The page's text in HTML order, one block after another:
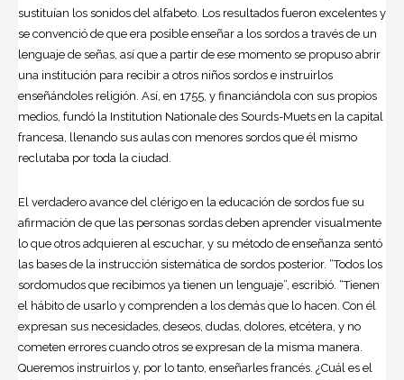
sustituían los sonidos del alfabeto. Los resultados fueron excelentes y
se convenció de que era posible enseñar a los sordos a través de un
lenguaje de señas, así que a partir de ese momento se propuso abrir
una institución para recibir a otros niños sordos e instruirlos
enseñándoles religión. Así, en 1755, y financiándola con sus propios
medios, fundó la Institution Nationale des Sourds-Muets en la capital
francesa, llenando sus aulas con menores sordos que él mismo
reclutaba por toda la ciudad.
El verdadero avance del clérigo en la educación de sordos fue su
afirmación de que las personas sordas deben aprender visualmente
lo que otros adquieren al escuchar, y su método de enseñanza sentó
las bases de la instrucción sistemática de sordos posterior. “Todos los
sordomudos que recibimos ya tienen un lenguaje”, escribió. “Tienen
el hábito de usarlo y comprenden a los demás que lo hacen. Con él
expresan sus necesidades, deseos, dudas, dolores, etcétera, y no
cometen errores cuando otros se expresan de la misma manera.
Queremos instruirlos y, por lo tanto, enseñarles francés. ¿Cuál es el